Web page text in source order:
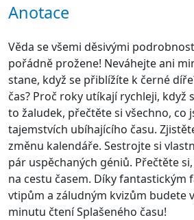
Anotace
Věda se všemi děsivými
pořádně prožene! Neváhejte ani
stane, když se přiblížíte k černé
čas? Proč roky utíkají rychleji, když
to žaludek, přečtěte si všechno, co
tajemstvích ubíhajícího času.
změnu kalendáře. Sestrojte si
pár uspěchaných géniů. Přečtěte
na cestu časem. Díky fantastickým
vtipům a záludným kvizům budete
minutu čtení Splašeného času!